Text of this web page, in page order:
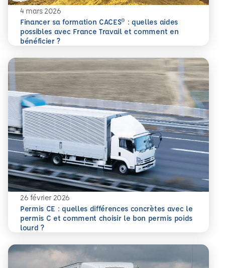
4 mars 2026
Financer sa formation CACES® : quelles aides
possibles avec France Travail et comment en
bénéficier ?
En savoir plus
26 février 2026
Permis CE : quelles différences concrètes avec le
permis C et comment choisir le bon permis poids
lourd ?
En savoir plus